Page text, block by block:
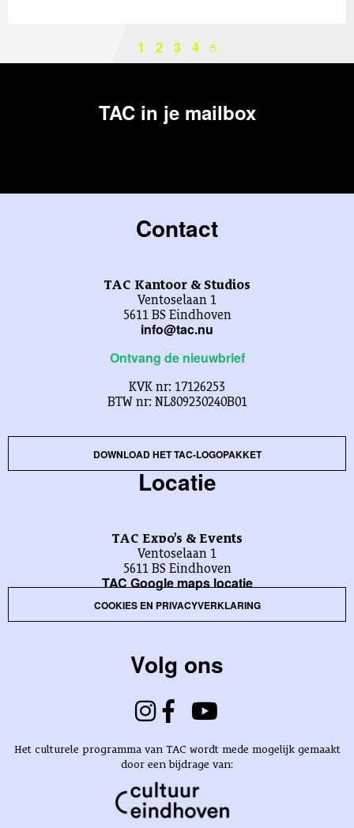
1 2 3 4 5
TAC in je mailbox
Contact
TAC Kantoor & Studios
Ventoselaan 1
5611 BS Eindhoven
info@tac.nu
Ontvang de nieuwbrief
KVK nr: 17126253
BTW nr: NL809230240B01
DOWNLOAD HET TAC-LOGOPAKKET
Locatie
TAC Expo’s & Events
Ventoselaan 1
5611 BS Eindhoven
TAC Google maps locatie
COOKIES EN PRIVACYVERKLARING
Volg ons
Het culturele programma van TAC wordt mede mogelijk gemaakt
door een bijdrage van: